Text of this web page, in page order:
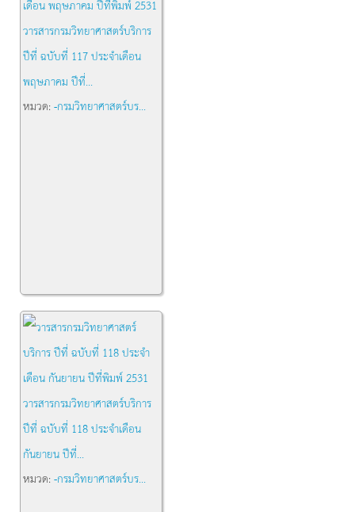
วารสารกรมวิทยาศาสตร์บริการ
ปีที่ ฉบับที่ 117 ประจำเดือน
พฤษภาคม ปีที่...
หมวด:-กรมวิทยาศาสตร์บร...
วารสารกรมวิทยาศาสตร์บริการ
ปีที่ ฉบับที่ 118 ประจำเดือน
กันยายน ปีที่...
หมวด:-กรมวิทยาศาสตร์บร...